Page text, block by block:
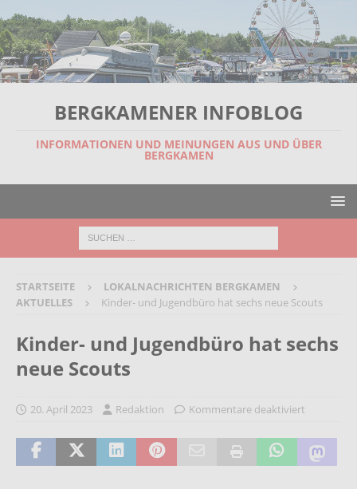
BERGKAMENER INFOBLOG
INFORMATIONEN UND MEINUNGEN AUS UND ÜBER
BERGKAMEN
STARTSEITE
LOKALNACHRICHTEN BERGKAMEN
AKTUELLES
Kinder- und Jugendbüro hat sechs neue Scouts
Kinder- und Jugendbüro hat sechs
neue Scouts
20. April 2023 Redaktion Kommentare deaktiviert